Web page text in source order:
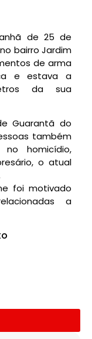
de 25 de
bairro Jardim
de arma
e estava a
da sua
Guarantã do
também
no homicídio,
o atual
foi motivado
a